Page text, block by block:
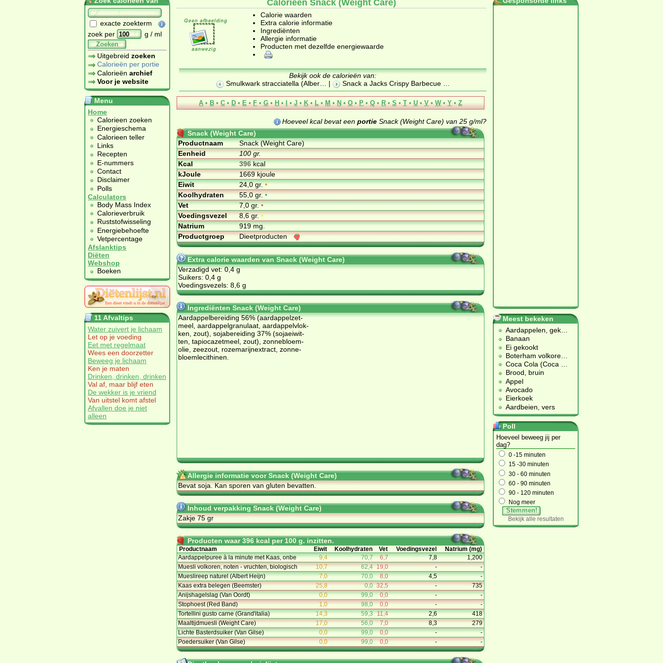
exacte zoekterm
zoek per
g / ml
Zoeken
Uitgebreid zoeken
Calorieën per portie
Calorieën archief
Voor je website
Menu
Home
Calorieen zoeken
Energieschema
Calorieen teller
Links
Recepten
E-nummers
Contact
Disclaimer
Polls
Calculators
Body Mass Index
Calorieverbruik
Ruststofwisseling
Energiebehoefte
Vetpercentage
Afslanktips
Diëten
Webshop
Boeken
11 Afvaltips
Water zuivert je lichaam
Let op je voeding
Eet met regelmaat
Wees een doorzetter
Beweeg je lichaam
Ken je maten
Drinken, drinken, drinken
Val af, maar blijf eten
De wekker is je vriend
Van uitstel komt afstel
Afvallen doe je niet
alleen
Calorieën Snack (Weight Care)
Calorie waarden
Extra calorie informatie
Ingrediënten
Allergie informatie
Producten met dezelfde energiewaarde
Bekijk ook de calorieën van:
Smulkwark stracciatella (Alber… | Snack a Jacks Crispy Barbecue …
A • B • C • D • E • F • G • H • I • J • K • L • M • N • O • P • Q • R • S • T • U • V • W • Y • Z
Hoeveel kcal bevat een portie Snack (Weight Care) van 25 g/ml?
Snack (Weight Care)
Productnaam
Snack (Weight Care)
Eenheid
100 gr.
Kcal
396kcal
kJoule
1669 kjoule
Eiwit
24,0 gr.•
Koolhydraten
55,0 gr.•
Vet
7,0 gr.•
Voedingsvezel
8,6 gr.•
Natrium
919 mg.
Productgroep
Dieetproducten
Extra calorie waarden van Snack (Weight Care)
Verzadigd vet: 0,4 g
Suikers: 0,4 g
Voedingsvezels: 8,6 g
Ingrediënten Snack (Weight Care)
Aard­ap­pel­be­rei­ding 56% (aard­ap­pel­zet­
meel, aard­ap­pel­gra­nu­laat, aard­ap­pel­vlok­
ken, zout), so­jabe­rei­ding 37% (so­jaei­wit­
ten, ta­pi­o­ca­zet­meel, zout), zon­ne­bloem­
olie, zee­zout, ro­ze­ma­rijnex­tract, zon­ne­
bloem­le­ci­thi­nen.
Allergie informatie voor Snack (Weight Care)
Be­vat so­ja. Kan spo­ren van glu­ten be­vat­ten.
Inhoud verpakking Snack (Weight Care)
Zakje 75 gr
Producten waar 396 kcal per 100 g. inzitten.
Productnaam Eiwit Koolhydraten Vet Voedingsvezel
Natrium (mg)
Aardappelpuree à la minute met Kaas, onbe
9,4 70,7 6,7 7,8
1,200
Muesli volkoren, noten - vruchten, biologisch
10,7 62,4 19,0 -
-
Mueslireep naturel (Albert Heijn)
7,0 70,0 8,0 4,5
-
Kaas extra belegen (Beemster)
25,8 0,0 32,5 -
735
Anijshagelslag (Van Oordt)
0,0 99,0 0,0 -
-
Stophoest (Red Band)
1,0 98,0 0,0 -
-
Tortellini gusto carne (Grand'italia)
14,3 59,3 11,4 2,6
418
Maaltijdmuesli (Weight Care)
17,0 56,0 7,0 8,3
279
Lichte Basterdsuiker (Van Gilse)
0,0 99,0 0,0 -
-
Poedersuiker (Van Gilse)
0,0 99,0 0,0 - -
Meest bekeken
Aardappelen, gek
Banaan
Ei gekookt
Boterham volkore
Coca Cola (Coca
Brood, bruin
Appel
Avocado
Eierkoek
Aardbeien, vers
Poll
Hoeveel beweeg jij per
dag?
0 -15 minuten
15 -30 minuten
30 - 60 minuten
60 - 90 minuten
90 - 120 minuten
Nog meer
Stemmen!
Bekijk alle resultaten